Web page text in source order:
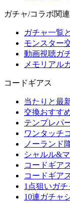
ガチャ/コラボ関連
ガチャ一覧
モンスター
動画視聴ガ
メモリアル
コードギアス
当たりと最
交換おすす
テンプレパ
ワンタッチ
ノーランド
シャルル&
コードギア
コードギア
1点狙いガ
10連ガチャ